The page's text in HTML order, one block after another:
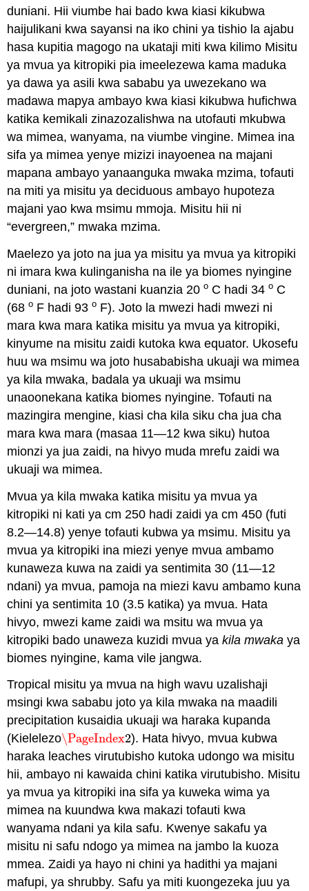
duniani. Hii viumbe hai bado kwa kiasi kikubwa
haijulikani kwa sayansi na iko chini ya tishio la ajabu
hasa kupitia magogo na ukataji miti kwa kilimo Misitu
ya mvua ya kitropiki pia imeelezewa kama maduka
ya dawa ya asili kwa sababu ya uwezekano wa
madawa mapya ambayo kwa kiasi kikubwa hufichwa
katika kemikali zinazozalishwa na utofauti mkubwa
wa mimea, wanyama, na viumbe vingine. Mimea ina
sifa ya mimea yenye mizizi inayoenea na majani
mapana ambayo yanaanguka mwaka mzima, tofauti
na miti ya misitu ya deciduous ambayo hupoteza
majani yao kwa msimu mmoja. Misitu hii ni
“evergreen,” mwaka mzima.
Maelezo ya joto na jua ya misitu ya mvua ya kitropiki
ni imara kwa kulinganisha na ile ya biomes nyingine
duniani, na joto wastani kuanzia 20o C hadi 34o C
(68o F hadi 93o F). Joto la mwezi hadi mwezi ni
mara kwa mara katika misitu ya mvua ya kitropiki,
kinyume na misitu zaidi kutoka kwa equator. Ukosefu
huu wa msimu wa joto husababisha ukuaji wa mimea
ya kila mwaka, badala ya ukuaji wa msimu
unaoonekana katika biomes nyingine. Tofauti na
mazingira mengine, kiasi cha kila siku cha jua cha
mara kwa mara (masaa 11—12 kwa siku) hutoa
mionzi ya jua zaidi, na hivyo muda mrefu zaidi wa
ukuaji wa mimea.
Mvua ya kila mwaka katika misitu ya mvua ya
kitropiki ni kati ya cm 250 hadi zaidi ya cm 450 (futi
8.2—14.8) yenye tofauti kubwa ya msimu. Misitu ya
mvua ya kitropiki ina miezi yenye mvua ambamo
kunaweza kuwa na zaidi ya sentimita 30 (11—12
ndani) ya mvua, pamoja na miezi kavu ambamo kuna
chini ya sentimita 10 (3.5 katika) ya mvua. Hata
hivyo, mwezi kame zaidi wa msitu wa mvua ya
kitropiki bado unaweza kuzidi mvua yakila mwaka ya
biomes nyingine, kama vile jangwa.
Tropical misitu ya mvua na high wavu uzalishaji
msingi kwa sababu joto ya kila mwaka na maadili
precipitation kusaidia ukuaji wa haraka kupanda
(Kielelezo\PageIndex2
\PageIndex2). Hata hivyo, mvua kubwa
haraka leaches virutubisho kutoka udongo wa misitu
hii, ambayo ni kawaida chini katika virutubisho. Misitu
ya mvua ya kitropiki ina sifa ya kuweka wima ya
mimea na kuundwa kwa makazi tofauti kwa
wanyama ndani ya kila safu. Kwenye sakafu ya
misitu ni safu ndogo ya mimea na jambo la kuoza
mmea. Zaidi ya hayo ni chini ya hadithi ya majani
mafupi, ya shrubby. Safu ya miti kuongezeka juu ya